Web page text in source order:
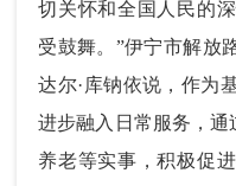
切关怀和全国人民的
受鼓舞。”伊宁市解放
达尔·库钠依说，作为
进步融入日常服务，通
养老等实事，积极促